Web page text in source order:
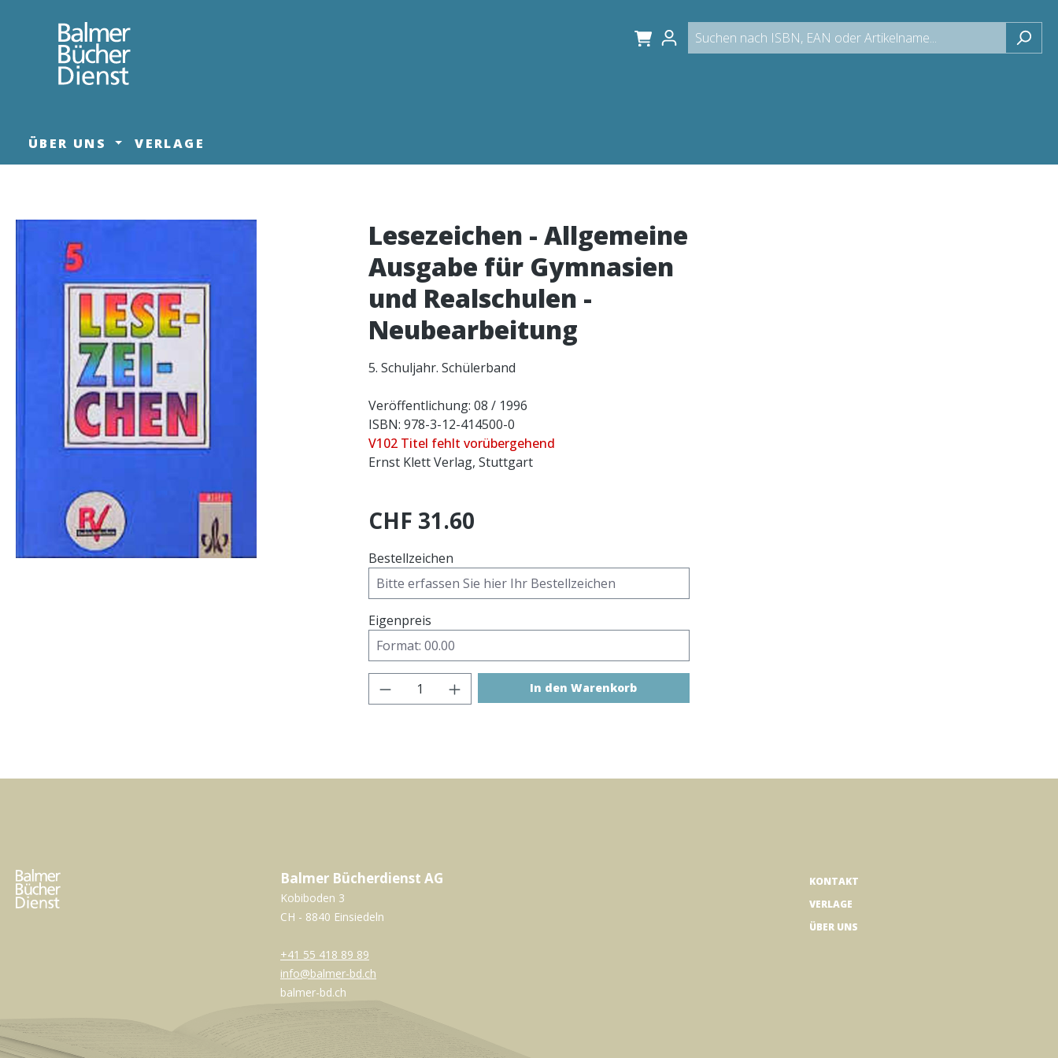
Zur Hauptnavigation springen
ÜBER UNS VERLAGE
Bildergalerie überspringen
Lesezeichen - Allgemeine
Ausgabe für Gymnasien
und Realschulen -
Neubearbeitung
5. Schuljahr. Schülerband
Veröffentlichung: 08 / 1996
ISBN: 978-3-12-414500-0
V102 Titel fehlt vorübergehend
Ernst Klett Verlag, Stuttgart
CHF 31.60
Bestellzeichen
Eigenpreis
Produkt Anzahl: Gib den gewünschten Wert ein oder benutze die
In den Warenkorb
Balmer Bücherdienst AG
Kobiboden 3
CH - 8840 Einsiedeln
+41 55 418 89 89
info@balmer-bd.ch
balmer-bd.ch
KONTAKT
VERLAGE
ÜBER UNS